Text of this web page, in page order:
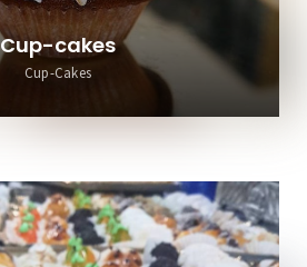
Cup-cakes
Cup-Cakes